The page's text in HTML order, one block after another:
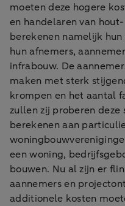
moeten deze hogere
en handelaren van
berekenen namelijk
hun afnemers,
infrabouw. De
maken met sterk
krompen en het aantal
zullen zij proberen
berekenen aan
een woning,
bouwen. Nu al zijn er
aannemers en
additionele kosten